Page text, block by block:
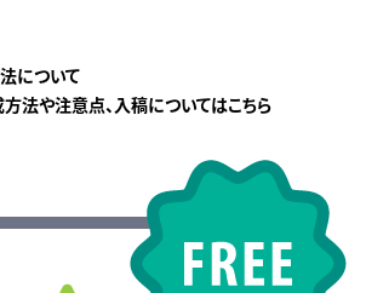
について
法や注意点、入稿についてはこちら